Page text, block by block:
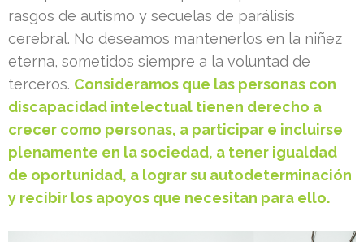
rasgos de autismo y secuelas de parálisis
cerebral. No deseamos mantenerlos en la niñez
eterna, sometidos siempre a la voluntad de
terceros. Consideramos que las personas con
discapacidad intelectual tienen derecho a
crecer como personas, a participar e incluirse
plenamente en la sociedad, a tener igualdad
de oportunidad, a lograr su autodeterminación
y recibir los apoyos que necesitan para ello.